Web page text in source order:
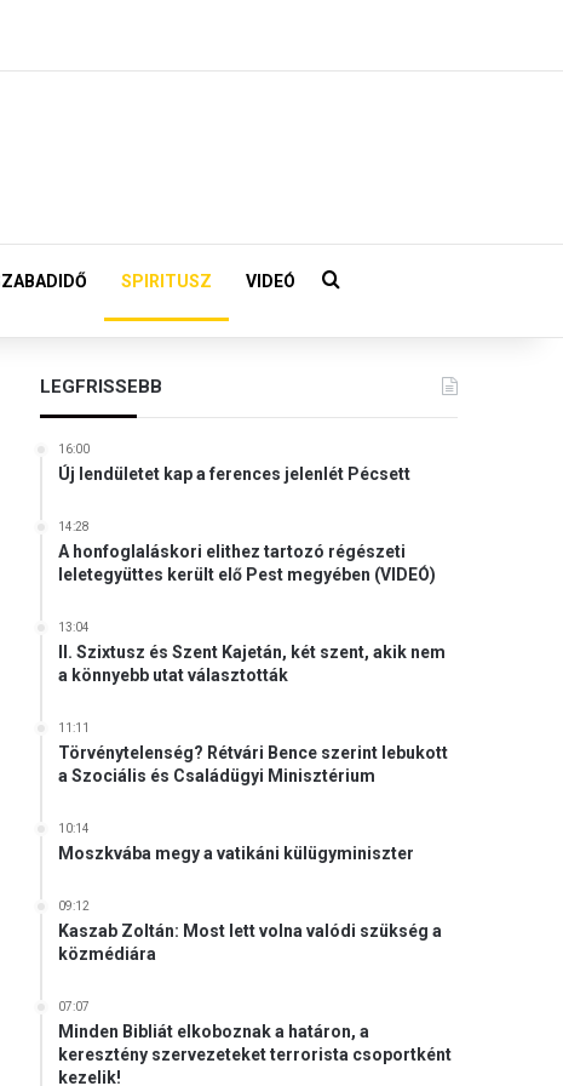
SPIRITUSZ VIDEÓ Keresés:
LEGFRISSEBB
16:00
Új lendületet kap a ferences jelenlét Pécsett
14:28
A honfoglaláskori elithez tartozó régészeti
leletegyüttes került elő Pest megyében (VIDEÓ)
13:04
II. Szixtusz és Szent Kajetán, két szent, akik nem
a könnyebb utat választották
11:11
Törvénytelenség? Rétvári Bence szerint lebukott
a Szociális és Családügyi Minisztérium
10:14
Moszkvába megy a vatikáni külügyminiszter
09:12
Kaszab Zoltán: Most lett volna valódi szükség a
közmédiára
07:07
Minden Bibliát elkoboznak a határon, a
keresztény szervezeteket terrorista csoportként
kezelik!